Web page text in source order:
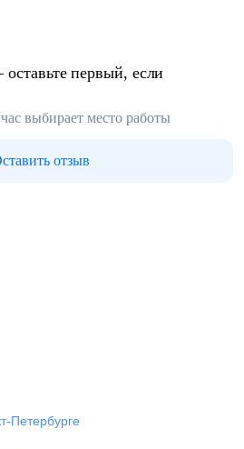
первый, если
выбирает место работы
отзыв
Петербурге